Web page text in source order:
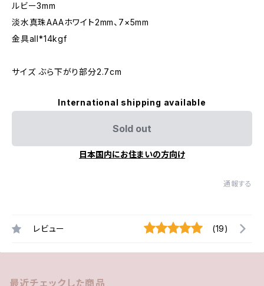
ルビー3mm
淡水真珠AAAホワイト2mm、7×5mm
金具all*14kgf
サイズ ぶら下がり部分2.7cm
International shipping available
Sold out
日本国内にお住まいの方向け
通報する
レビュー (19)
最近チェックした商品